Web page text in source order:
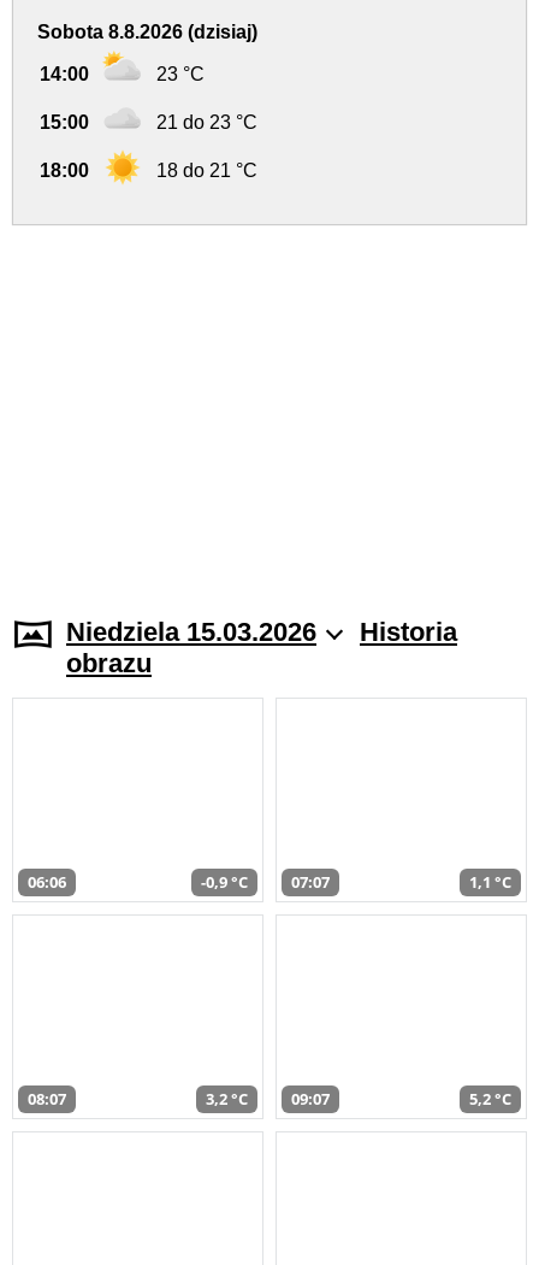
Sobota 8.8.2026 (dzisiaj)
14:00 23 °C
15:00 21 do 23 °C
18:00 18 do 21 °C
Niedziela 15.03.2026
Historia
obrazu
06:06 -0,9 °C 07:07 1,1 °C
08:07 3,2 °C 09:07 5,2 °C